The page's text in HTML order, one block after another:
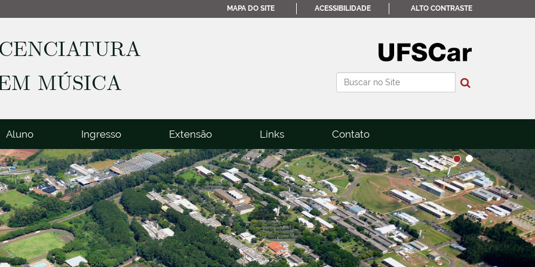
MÚSICA
Busca
MAPA DO SITE ACESSIBILIDADE ALTO CONTRASTE
Aluno Ingresso Extensão Links Contato
1 2